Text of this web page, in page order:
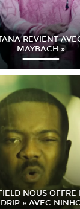
REVIENT
MAYBACH »
NOUS
DRIP » AVEC